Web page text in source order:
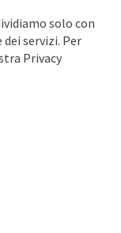
solo con
servizi. Per
Privacy